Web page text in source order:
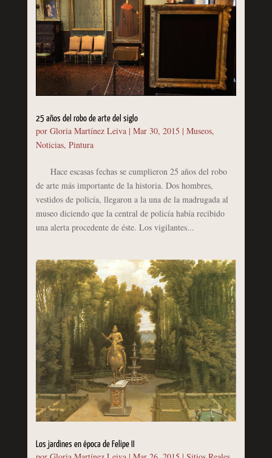
25 años del robo de arte del siglo
por Gloria Martínez Leiva| Mar 30, 2015 | Museos,
Noticias, Pintura
Hace escasas fechas se cumplieron 25 años del robo
de arte más importante de la historia. Dos hombres,
vestidos de policía, llegaron a la una de la madrugada al
museo diciendo que la central de policía había recibido
una alerta procedente de éste. Los vigilantes...
Los jardines en época de Felipe II